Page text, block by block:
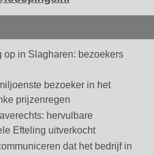
op in Slagharen: bezoekers
bezoeker in het
prijzenregen
hervulbare
Efteling uitverkocht
dat het bedrijf in